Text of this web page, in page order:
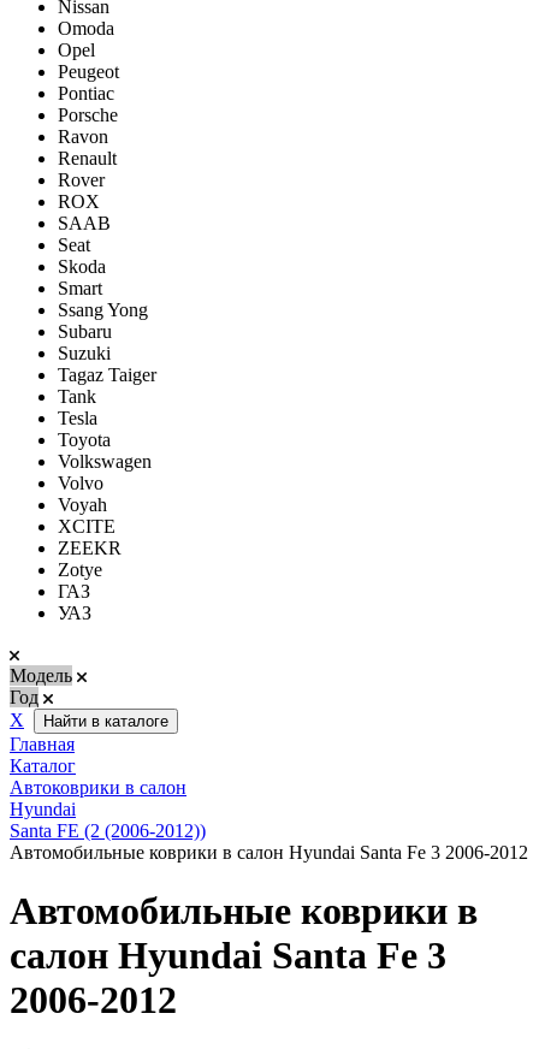
Nissan
Omoda
Opel
Peugeot
Pontiac
Porsсhe
Ravon
Renault
Rover
ROX
SAAB
Seat
Skoda
Smart
Ssang Yong
Subaru
Suzuki
Tagaz Taiger
Tank
Tesla
Toyota
Volkswagen
Volvo
Voyah
XCITE
ZEEKR
Zotye
ГАЗ
УАЗ
Модель
Год
Х
Найти в каталоге
Главная
Каталог
Автоковрики в салон
Hyundai
Santa FE (2 (2006-2012))
Автомобильные коврики в салон Hyundai Santa Fe 3 2006-2012
Автомобильные коврики в
салон Hyundai Santa Fe 3
2006-2012